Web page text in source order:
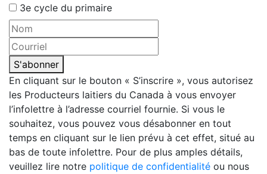
3e cycle du primaire
S'abonner
En cliquant sur le bouton « S’inscrire », vous autorisez
les Producteurs laitiers du Canada à vous envoyer
l’infolettre à l’adresse courriel fournie. Si vous le
souhaitez, vous pouvez vous désabonner en tout
temps en cliquant sur le lien prévu à cet effet, situé au
bas de toute infolettre. Pour de plus amples détails,
veuillez lire notre politique de confidentialité ou nous